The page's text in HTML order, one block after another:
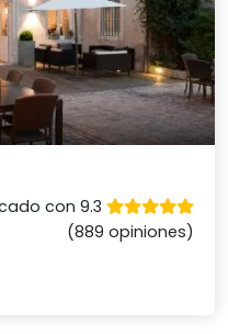
con 9.3
(889 opiniones)